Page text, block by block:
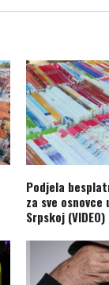
Podjela
za sve osnovce
Srpskoj (VIDEO)